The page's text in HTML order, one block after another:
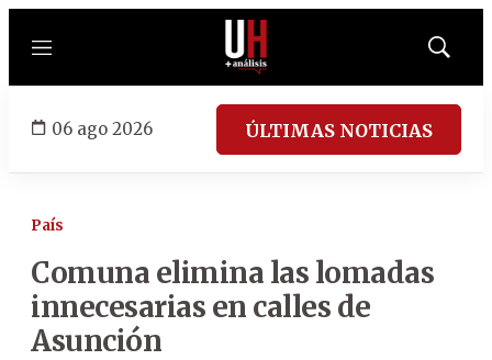
Menú
Mostrar
06 ago 2026 ÚLTIMAS NOTICIAS
País
Comuna elimina las lomadas
innecesarias en calles de
Asunción